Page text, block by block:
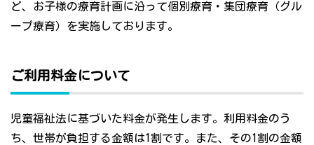
ど、お子様の療育計画に沿って個別療育・集団療育（グル
ープ療育）を実施しております。
ご利用料金について
児童福祉法に基づいた料金が発生します。利用料金のう
ち、世帯が負担する金額は1割です。また、その1割の金額